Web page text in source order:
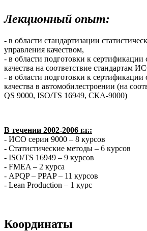
Лекционный опыт:
- в области стандартизации
управления качеством,
- в области подготовки к сертификации
качества на соответствие стандартам
- в области подготовки к сертификации
качества в автомобилестроении (на
QS 9000, ISO/TS 16949, СКА-9000)
В течении 2002-2006 г.г.:
- ИСО серии 9000 – 8 курсов
- Статистические методы – 6 курсов
- ISO/TS 16949 – 9 курсов
- FMEA – 2 курса
- APQP – PPAP – 11 курсов
- Lean Production – 1 курс
Координаты